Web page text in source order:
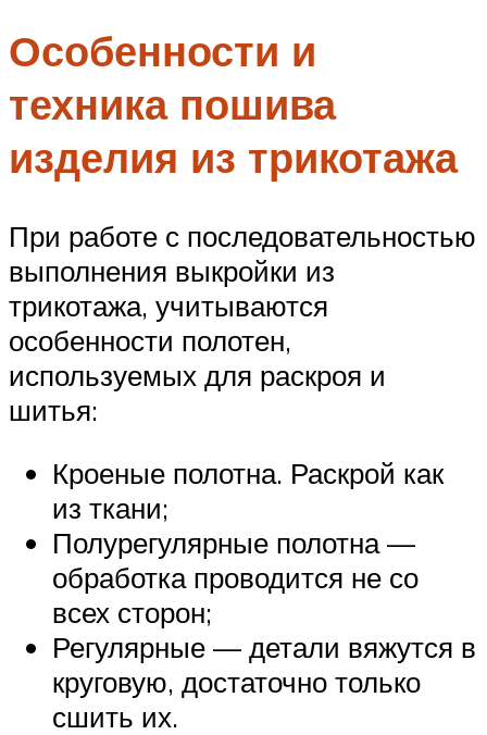
Особенности и
техника пошива
изделия из трикотажа
При работе с последовательностью
выполнения выкройки из
трикотажа, учитываются
особенности полотен,
используемых для раскроя и
шитья:
Кроеные полотна. Раскрой как
из ткани;
Полурегулярные полотна —
обработка проводится не со
всех сторон;
Регулярные — детали вяжутся в
круговую, достаточно только
сшить их.